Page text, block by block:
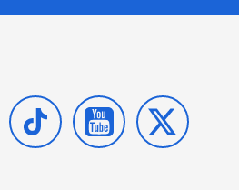
TIKTOK YOUTUBE
X